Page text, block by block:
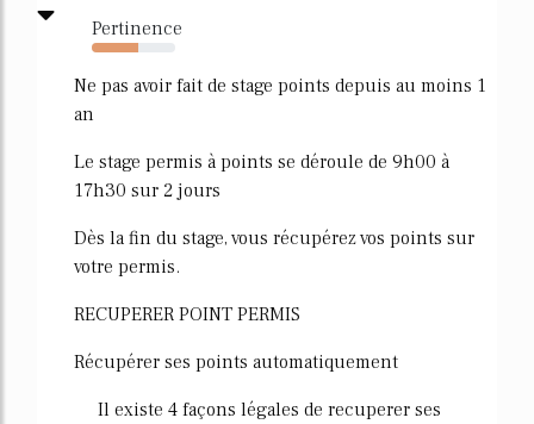
Pertinence
55%
Ne pas avoir fait de stage points depuis au moins 1
an
Le stage permis à points se déroule de 9h00 à
17h30 sur 2 jours
Dès la fin du stage, vous récupérez vos points sur
votre permis.
RECUPERER POINT PERMIS
Récupérer ses points automatiquement
Il existe 4 façons légales de recuperer ses